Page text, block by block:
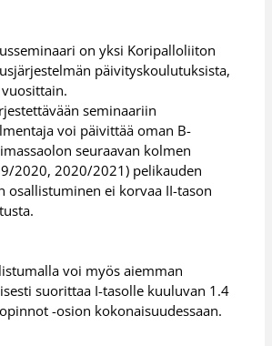
on yksi Koripalloliiton
päivityskoulutuksista,
seminaariin
voi päivittää oman B-
seuraavan kolmen
2020, 2020/2021) pelikauden
osallistuminen ei korvaa II-tason
voi myös aiemman
suorittaa I-tasolle kuuluvan 1.4
-osion kokonaisuudessaan.